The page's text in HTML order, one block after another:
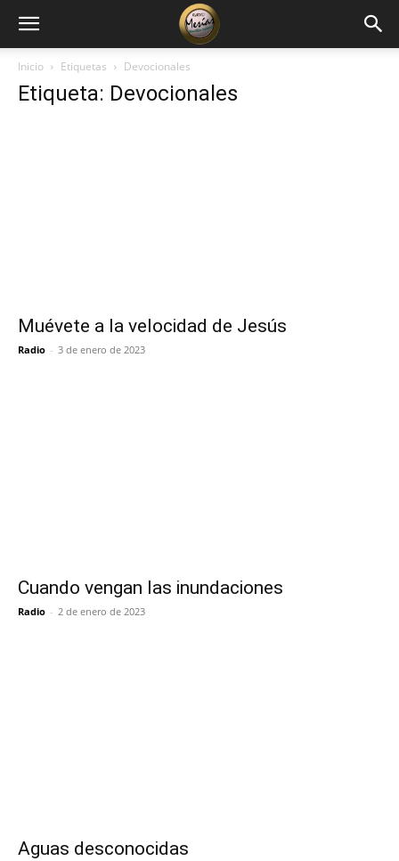
Inicio Etiquetas Devocionales
Etiqueta: Devocionales
Muévete a la velocidad de Jesús
Radio - 3 de enero de 2023
Cuando vengan las inundaciones
Radio - 2 de enero de 2023
Aguas desconocidas